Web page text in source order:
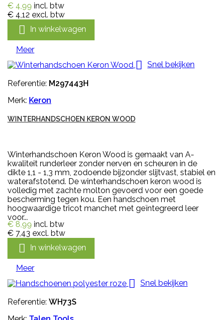
€ 4,99 incl. btw
€ 4,12 excl. btw
 In winkelwagen
Meer
 Snel bekijken
Referentie: M297443H
Merk: Keron
WINTERHANDSCHOEN KERON WOOD
Winterhandschoen Keron Wood is gemaakt van A-
kwaliteit runderleer zonder nerven en scheuren in de
dikte 1,1 - 1,3 mm, zodoende bijzonder slijtvast, stabiel en
waterafstotend. De winterhandschoen keron wood is
volledig met zachte molton gevoerd voor een goede
bescherming tegen kou. Een handschoen met
hoogwaardige tricot manchet met geïntegreerd leer
voor...
€ 8,99 incl. btw
€ 7,43 excl. btw
 In winkelwagen
Meer
 Snel bekijken
Referentie: WH73S